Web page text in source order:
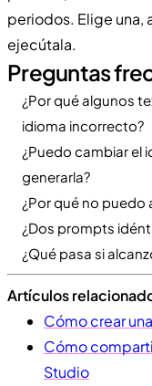
periodos. Elige una,
ejecútala.
Preguntas
¿Por qué algunos
idioma incorrecto?
¿Puedo cambiar el
generarla?
¿Por qué no puedo
¿Dos prompts
¿Qué pasa si
Artículos
Cómo crear
Cómo
Studio